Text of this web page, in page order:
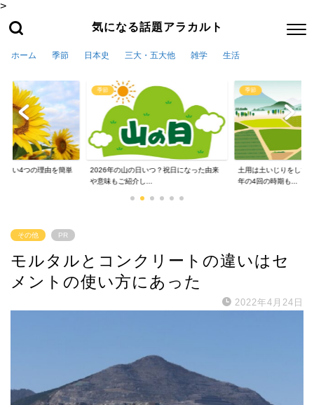
>
気になる話題アラカルト
ホーム 季節 日本史 三大・五大他 雑学 生活
ない4つの理由を簡単
季節
2026年の山の日いつ？祝日になった由来
や意味もご紹介し...
季節
土用は土いじりをして
年の4回の時期も...
その他 PR
モルタルとコンクリートの違いはセ
メントの使い方にあった
2022年4月24日